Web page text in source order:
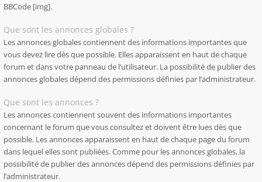
BBCode [img].
Que sont les annonces globales ?
Les annonces globales contiennent des informations importantes que
vous devez lire dès que possible. Elles apparaissent en haut de chaque
forum et dans votre panneau de l’utilisateur. La possibilité de publier des
annonces globales dépend des permissions définies par l’administrateur.
Que sont les annonces ?
Les annonces contiennent souvent des informations importantes
concernant le forum que vous consultez et doivent être lues dès que
possible. Les annonces apparaissent en haut de chaque page du forum
dans lequel elles sont publiées. Comme pour les annonces globales, la
possibilité de publier des annonces dépend des permissions définies par
l’administrateur.